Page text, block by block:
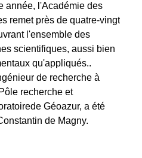
année, l'Académie des
remet près de quatre-vingt
l'ensemble des
scientifiques, aussi bien
qu'appliqués..
de recherche à
recherche et
Géoazur, a été
de Magny.